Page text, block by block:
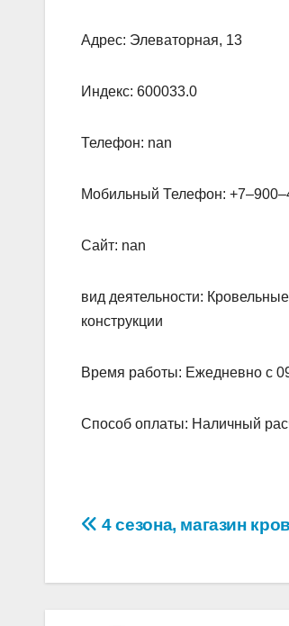
Адрес: Элеваторная, 13
Индекс: 600033.0
Телефон: nan
Мобильный Телефон:
Сайт: nan
вид деятельности:
конструкции
Время работы: Ежедневно с
Способ оплаты: Наличный
Навигация
4 сезона, магазин